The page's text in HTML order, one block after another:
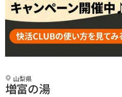
山梨県
増富の湯